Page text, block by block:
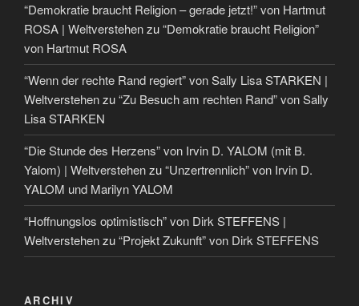
“Demokratie braucht Religion – gerade jetzt!” von Hartmut
ROSA | Weltverstehenzu“Demokratie braucht Religion”
von Hartmut ROSA
“Wenn der rechte Rand regiert” von Sally Lisa STARKEN |
Weltverstehenzu“Zu Besuch am rechten Rand” von Sally
Lisa STARKEN
“Die Stunde des Herzens” von Irvin D. YALOM (mit B.
Yalom) | Weltverstehenzu“Unzertrennlich” von Irvin D.
YALOM und Marilyn YALOM
“Hoffnungslos optimistisch” von Dirk STEFFENS |
Weltverstehenzu“Projekt Zukunft” von Dirk STEFFENS
ARCHIV